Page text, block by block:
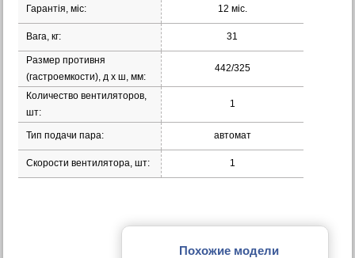
Гарантія, міс: 12 міс.
Вага, кг: 31
Размер противня
(гастроемкости), д х ш, мм:
442/325
Количество вентиляторов,
шт:
1
Тип подачи пара: автомат
Скорости вентилятора, шт: 1
Похожие модели